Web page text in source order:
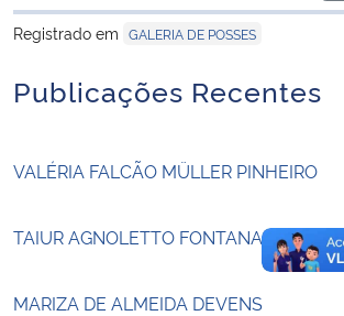
Secretaria de Governo
Gabinete de Segurança Institucional
Registrado em GALERIA DE POSSES
Publicações Recentes
VALÉRIA FALCÃO MÜLLER PINHEIRO
TAIUR AGNOLETTO FONTANA
MARIZA DE ALMEIDA DEVENS